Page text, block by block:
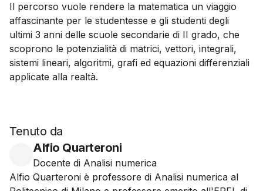
Il percorso vuole rendere la matematica un viaggio
affascinante per le studentesse e gli studenti degli
ultimi 3 anni delle scuole secondarie di II grado, che
scoprono le potenzialità di matrici, vettori, integrali,
sistemi lineari, algoritmi, grafi ed equazioni differenziali
applicate alla realtà.
Tenuto da
Alfio Quarteroni
Docente di Analisi numerica
Alfio Quarteroni è professore di Analisi numerica al